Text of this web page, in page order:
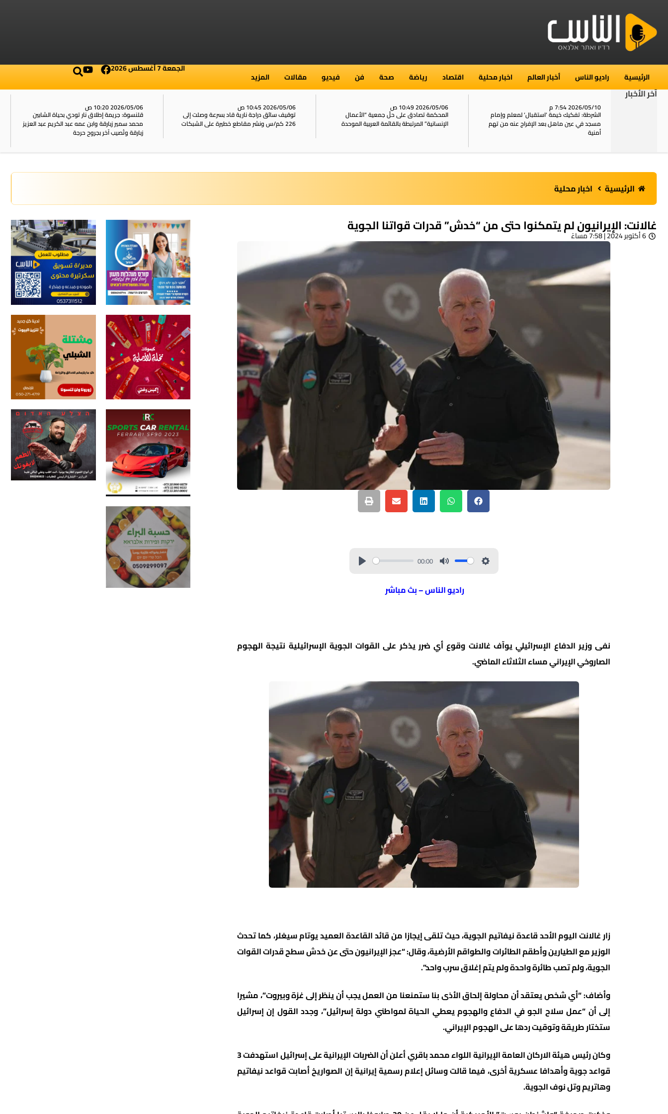
الرئيسية راديو الناس أخبار العالم اخبار محلية اقتصاد رياضة صحة فن فيديو مقالات المزيد
الجمعة 7 أغسطس 2026
آخر الأخبار
2026/05/10 7:54 م
الشرطة: تفكيك خيمة ‘استقبال‘ لمعلم وإمام
مسجد في عين ماهل بعد الإفراج عنه من تهم
أمنية
2026/05/06 10:49 ص
المحكمة تصادق على حلّ جمعية “الأعمال
الإنسانية” المرتبطة بالقائمة العربية الموحدة
2026/05/06 10:45 ص
توقيف سائق دراجة نارية قاد بسرعة وصلت إلى
226 كم/س ونشر مقاطع خطيرة على الشبكات
2026/05/06 10:20 ص
قلنسوة: جريمة إطلاق نار تودي بحياة الشابين
محمد سمير زبارقة وابن عمه عبد الكريم عبد العزيز
زبارقة وتُصيب آخر بجروح حرجة
الرئيسية اخبار محلية
غالانت: الإيرانيون لم يتمكنوا حتى من “خدش” قدرات قواتنا الجوية
6 أكتوبر 2024 | 7:58 مساءً
00:00
راديو الناس – بث مباشر
نفى وزير الدفاع الإسرائيلي يوآف غالانت وقوع أي ضرر يذكر على القوات الجوية الإسرائيلية نتيجة الهجوم
الصاروخي الإيراني مساء الثلاثاء الماضي.
زار غالانت اليوم الأحد قاعدة نيفاتيم الجوية، حيث تلقى إيجازا من قائد القاعدة العميد يوتام سيغلر، كما تحدث
الوزير مع الطيارين وأطقم الطائرات والطواقم الأرضية، وقال: “عجز الإيرانيون حتى عن خدش سطح قدرات القوات
الجوية، ولم تصب طائرة واحدة ولم يتم إغلاق سرب واحد”.
وأضاف: “أي شخص يعتقد أن محاولة إلحاق الأذى بنا ستمنعنا من العمل يجب أن ينظر إلى غزة وبيروت”، مشيرا
إلى أن “عمل سلاح الجو في الدفاع والهجوم يعطي الحياة لمواطني دولة إسرائيل”، وجدد القول إن إسرائيل
ستختار طريقة وتوقيت ردها على الهجوم الإيراني.
وكان رئيس هيئة الاركان العامة الإيرانية اللواء محمد باقري أعلن أن الضربات الإيرانية على إسرائيل استهدفت 3
قواعد جوية وأهدافا عسكرية أخرى، فيما قالت وسائل إعلام رسمية إيرانية إن الصواريخ أصابت قواعد نيفاتيم
وهاتريم وتل نوف الجوية.